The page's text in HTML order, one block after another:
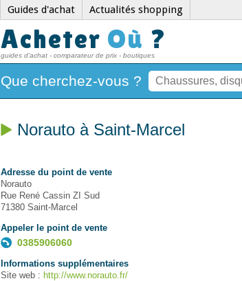
Guides d'achat Actualités shopping
Acheter Où ?
guides d'achat - comparateur de prix - boutiques
Que cherchez-vous ?
Norauto à Saint-Marcel
Adresse du point de vente
Norauto
Rue René Cassin ZI Sud
71380 Saint-Marcel
Appeler le point de vente
0385906060
Informations supplémentaires
Site web : http://www.norauto.fr/